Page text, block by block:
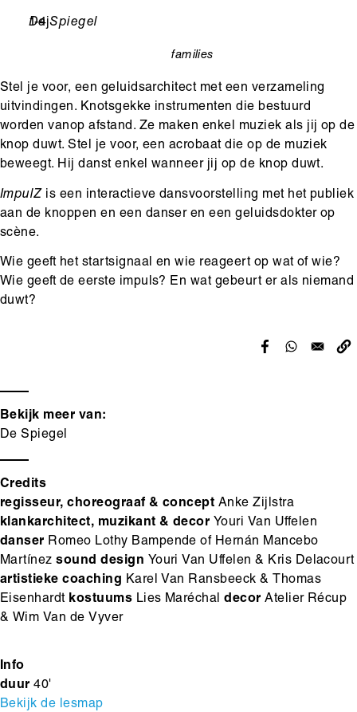
Leeftijd
1-4j
Ondertitel
De Spiegel
families
Stel je voor, een geluidsarchitect met een verzameling
uitvindingen. Knotsgekke instrumenten die bestuurd
worden vanop afstand. Ze maken enkel muziek als jij op de
knop duwt. Stel je voor, een acrobaat die op de muziek
beweegt. Hij danst enkel wanneer jij op de knop duwt.
ImpulZ is een interactieve dansvoorstelling met het publiek
aan de knoppen en een danser en een geluidsdokter op
scène.
Wie geeft het startsignaal en wie reageert op wat of wie?
Wie geeft de eerste impuls? En wat gebeurt er als niemand
duwt?
Bekijk meer van:
De Spiegel
Credits
regisseur, choreograaf & concept Anke Zijlstra
klankarchitect, muzikant & decor Youri Van Uffelen
danser Romeo Lothy Bampende of Hernán Mancebo
Martínezsound design Youri Van Uffelen & Kris Delacourt
artistieke coaching Karel Van Ransbeeck & Thomas
Eisenhardt kostuums Lies Maréchaldecor Atelier Récup
& Wim Van de Vyver
Info
duur 40'
Bekijk de lesmap